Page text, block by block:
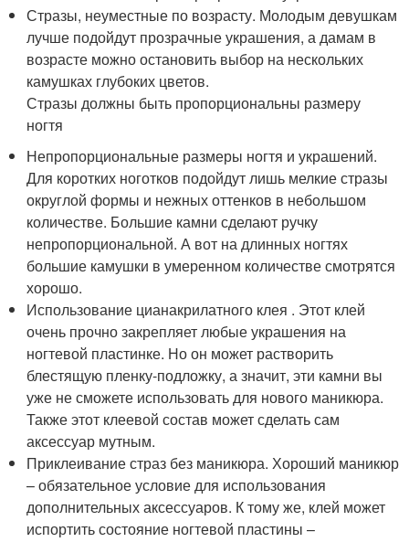
Стразы, неуместные по возрасту. Молодым девушкам
лучше подойдут прозрачные украшения, а дамам в
возрасте можно остановить выбор на нескольких
камушках глубоких цветов.
Стразы должны быть пропорциональны размеру
ногтя
Непропорциональные размеры ногтя и украшений.
Для коротких ноготков подойдут лишь мелкие стразы
округлой формы и нежных оттенков в небольшом
количестве. Большие камни сделают ручку
непропорциональной. А вот на длинных ногтях
большие камушки в умеренном количестве смотрятся
хорошо.
Использование цианакрилатного клея . Этот клей
очень прочно закрепляет любые украшения на
ногтевой пластинке. Но он может растворить
блестящую пленку-подложку, а значит, эти камни вы
уже не сможете использовать для нового маникюра.
Также этот клеевой состав может сделать сам
аксессуар мутным.
Приклеивание страз без маникюра. Хороший маникюр
– обязательное условие для использования
дополнительных аксессуаров. К тому же, клей может
испортить состояние ногтевой пластины –